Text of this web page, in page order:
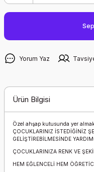
Yorum Yaz
Ürün Bilgisi
Özel ahşap kutusunda yer
ÇOCUKLARINIZ İSTEDİĞİNİZ
GELİŞTİREBİLMESİNDE
ÇOCUKLARINIZA RENK VE
HEM EĞLENCELİ HEM